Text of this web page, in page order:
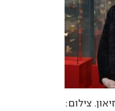
צילום: